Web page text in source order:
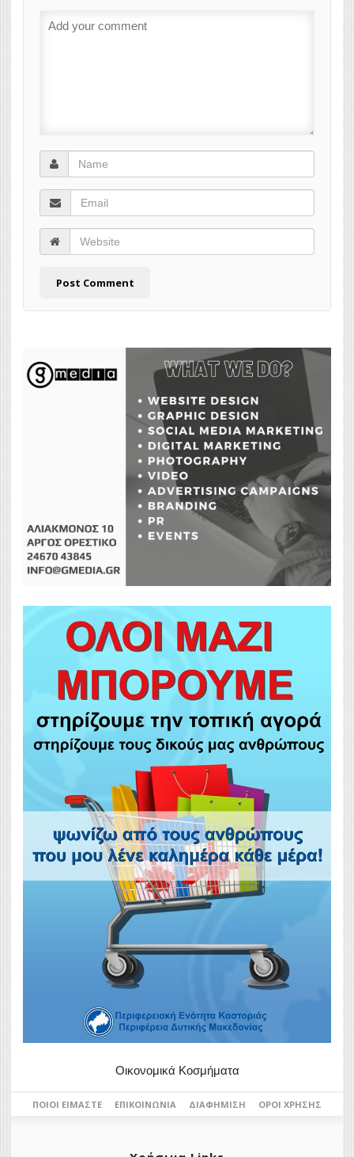
Οικονομικά Κοσμήματα
ΠΟΙΟΙ ΕΊΜΑΣΤΕ ΕΠΙΚΟΙΝΩΝΊΑ ΔΙΑΦΉΜΙΣΗ ΌΡΟΙ ΧΡΉΣΗΣ